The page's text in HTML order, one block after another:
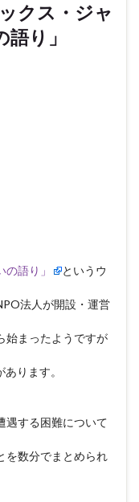
クス・ジャ
り」
語り」
というウ
法人が開設・運営
始まったようですが
ります。
遇する困難について
を数分でまとめられ